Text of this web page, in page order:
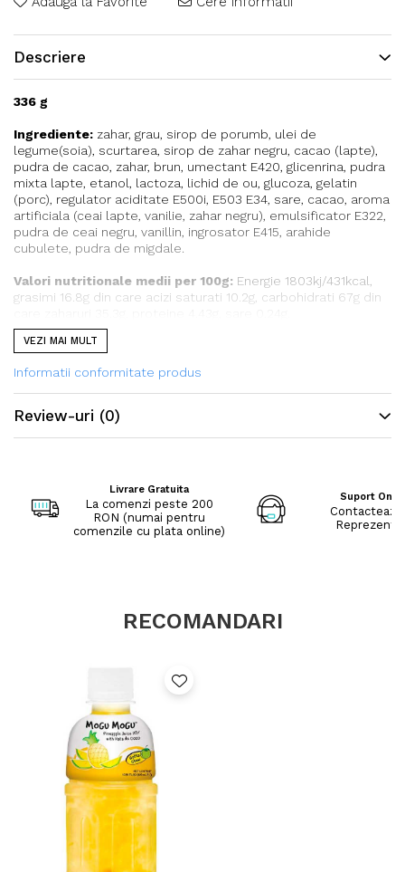
Descriere
336 g
Ingrediente: zahar, grau, sirop de porumb, ulei de
legume(soia), scurtarea, sirop de zahar negru, cacao (lapte),
pudra de cacao, zahar, brun, umectant E420, glicenrina, pudra
mixta lapte, etanol, lactoza, lichid de ou, glucoza, gelatin
(porc), regulator aciditate E500i, E503 E34, sare, cacao, aroma
artificiala (ceai lapte, vanilie, zahar negru), emulsificator E322,
pudra de ceai negru, vanillin, ingrosator E415, arahide
cubulete, pudra de migdale.
Valori nutritionale medii per 100g: Energie 1803kj/431kcal,
grasimi 16.8g din care acizi saturati 10.2g, carbohidrati 67g din
VEZI MAI MULT
Informatii conformitate produs
Review-uri (0)
Livrare Gratuita
La comenzi peste 200
RON (numai pentru
comenzile cu plata online)
Suport
Contacteaza
RECOMANDARI